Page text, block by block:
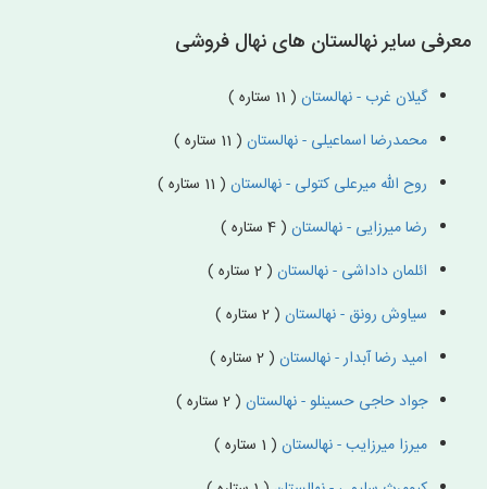
معرفی سایر نهالستان های نهال فروشی
گیلان غرب - نهالستان ( 11 ستاره )
محمدرضا اسماعیلی - نهالستان ( 11 ستاره )
روح الله میرعلی کتولی - نهالستان ( 11 ستاره )
رضا میرزایی - نهالستان ( 4 ستاره )
ائلمان داداشی - نهالستان ( 2 ستاره )
سیاوش رونق - نهالستان ( 2 ستاره )
امید رضا آبدار - نهالستان ( 2 ستاره )
جواد حاجی حسینلو - نهالستان ( 2 ستاره )
میرزا میرزایب - نهالستان ( 1 ستاره )